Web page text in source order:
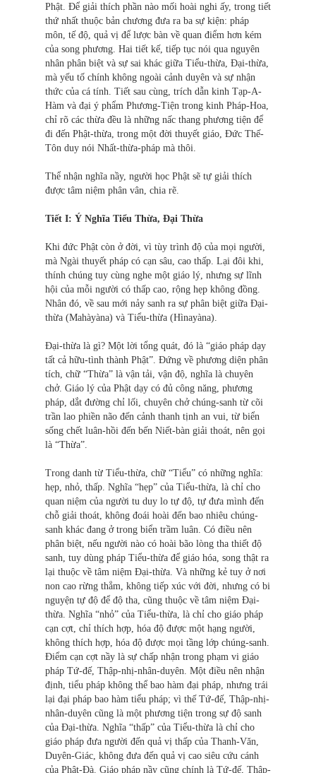
Phật. Để giải thích phần nào mối hoài nghi ấy, trong tiết
thứ nhất thuộc bản chương đưa ra ba sự kiện: pháp
môn, tế độ, quả vị để lược bàn về quan điểm hơn kém
của song phương. Hai tiết kế, tiếp tục nói qua nguyên
nhân phân biệt và sự sai khác giữa Tiểu-thừa, Đại-thừa,
mà yếu tố chính không ngoài cảnh duyên và sự nhận
thức của cá tính. Tiết sau cùng, trích dẫn kinh Tạp-A-
Hàm và đại ý phẩm Phương-Tiện trong kinh Pháp-Hoa,
chỉ rõ các thừa đều là những nấc thang phương tiện để
đi đến Phật-thừa, trong một đời thuyết giáo, Ðức Thế-
Tôn duy nói Nhất-thừa-pháp mà thôi.
Thể nhận nghĩa nầy, người học Phật sẽ tự giải thích
được tâm niệm phân vân, chia rẽ.
Tiết I: Ý Nghĩa Tiểu Thừa, Đại Thừa
Khi đức Phật còn ở đời, vì tùy trình độ của mọi người,
mà Ngài thuyết pháp có cạn sâu, cao thấp. Lại đôi khi,
thính chúng tuy cùng nghe một giáo lý, nhưng sự lĩnh
hội của mỗi người có thấp cao, rộng hẹp không đồng.
Nhân đó, về sau mới nảy sanh ra sự phân biệt giữa Đại-
thừa (Mahàyàna) và Tiểu-thừa (Hìnayàna).
Đại-thừa là gì? Một lời tổng quát, đó là “giáo pháp dạy
tất cả hữu-tình thành Phật”. Đứng về phương diện phân
tích, chữ “Thừa” là vận tải, vận độ, nghĩa là chuyên
chở. Giáo lý của Phật dạy có đủ công năng, phương
pháp, dắt đường chỉ lối, chuyên chở chúng-sanh từ cõi
trần lao phiền não đến cảnh thanh tịnh an vui, từ biển
sống chết luân-hồi đến bến Niết-bàn giải thoát, nên gọi
là “Thừa”.
Trong danh từ Tiểu-thừa, chữ “Tiểu” có những nghĩa:
hẹp, nhỏ, thấp. Nghĩa “hẹp” của Tiểu-thừa, là chỉ cho
quan niệm của người tu duy lo tự độ, tự đưa mình đến
chỗ giải thoát, không đoái hoài đến bao nhiêu chúng-
sanh khác đang ở trong biển trầm luân. Có điều nên
phân biệt, nếu người nào có hoài bão lòng tha thiết độ
sanh, tuy dùng pháp Tiểu-thừa để giáo hóa, song thật ra
lại thuộc về tâm niệm Đại-thừa. Và những kẻ tuy ở nơi
non cao rừng thẳm, không tiếp xúc với đời, nhưng có bi
nguyện tự độ để độ tha, cũng thuộc về tâm niệm Đại-
thừa. Nghĩa “nhỏ” của Tiểu-thừa, là chỉ cho giáo pháp
cạn cợt, chỉ thích hợp, hóa độ được một hạng người,
không thích hợp, hóa độ được mọi tầng lớp chúng-sanh.
Điểm cạn cợt nầy là sự chấp nhận trong phạm vi giáo
pháp Tứ-đế, Thập-nhị-nhân-duyên. Một điều nên nhận
định, tiểu pháp không thể bao hàm đại pháp, nhưng trái
lại đại pháp bao hàm tiểu pháp; vì thế Tứ-đế, Thập-nhị-
nhân-duyên cũng là một phương tiện trong sự độ sanh
của Đại-thừa. Nghĩa “thấp” của Tiểu-thừa là chỉ cho
giáo pháp đưa người đến quả vị thấp của Thanh-Văn,
Duyên-Giác, không đưa đến quả vị cao siêu cứu cánh
của Phật-Ðà. Giáo pháp nầy cũng chính là Tứ-đế, Thập-